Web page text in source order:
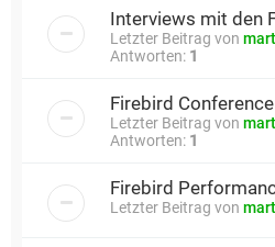
Interviews mit den
Letzter Beitrag von
Antworten: 1
Firebird
Letzter Beitrag von
Antworten: 1
Firebird
Letzter Beitrag von